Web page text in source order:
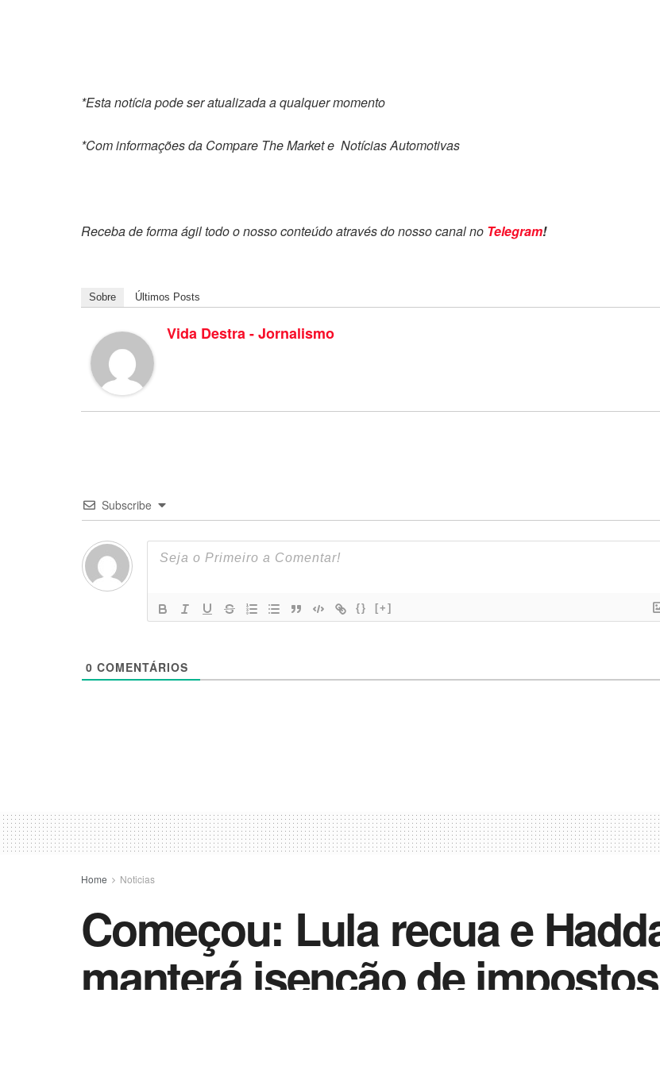
*Esta notícia pode ser atualizada a qualquer momento
*Com informações da Compare The Market e Notícias Automotivas
Receba de forma ágil todo o nosso conteúdo através do nosso canal no Telegram!
Sobre Últimos Posts
Vida Destra - Jornalismo
Subscribe
{} [+]
0 COMENTÁRIOS
Home Noticias
Começou: Lula recua e
manterá isenção de